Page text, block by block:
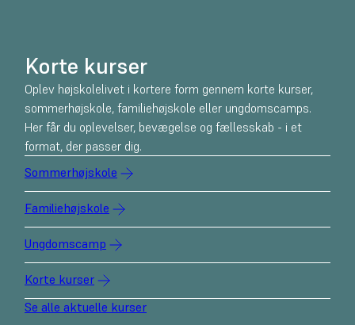
Korte kurser
Oplev højskolelivet i kortere form gennem korte kurser,
sommerhøjskole, familiehøjskole eller ungdomscamps.
Her får du oplevelser, bevægelse og fællesskab - i et
format, der passer dig.
Sommerhøjskole
Familiehøjskole
Ungdomscamp
Korte kurser
Se alle aktuelle kurser